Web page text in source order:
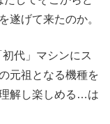
遂げて来たのか。
代」マシンにス
元祖となる機種を
解し楽しめる…は